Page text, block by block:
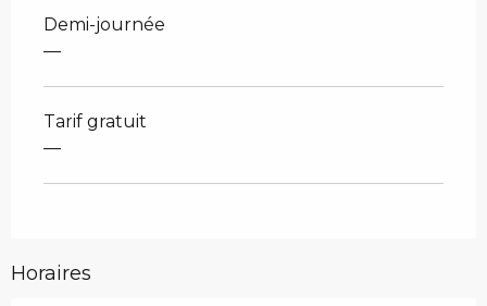
Demi-journée
—
Tarif gratuit
—
Horaires